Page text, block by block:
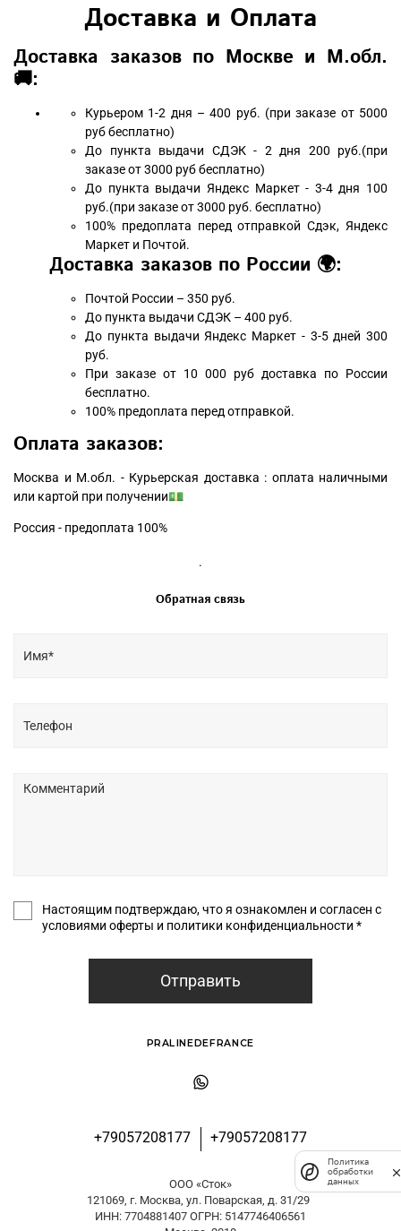
Доставка и Оплата
Доставка заказов по Москве и М.обл.
🚚:
Курьером 1-2 дня – 400 руб. (при заказе от 5000
руб бесплатно)
До пункта выдачи СДЭК - 2 дня 200 руб.(при
заказе от 3000 руб бесплатно)
До пункта выдачи Яндекс Маркет - 3-4 дня 100
руб.(при заказе от 3000 руб. бесплатно)
100% предоплата перед отправкой Сдэк, Яндекс
Маркет и Почтой.
Доставка заказов по России 🌍:
Почтой России – 350 руб.
До пункта выдачи СДЭК – 400 руб.
До пункта выдачи Яндекс Маркет - 3-5 дней 300
руб.
При заказе от 10 000 руб доставка по России
бесплатно.
100% предоплата перед отправкой.
Оплата заказов:
Москва и М.обл. - Курьерская доставка : оплата наличными
или картой при получении💵
Россия - предоплата 100%
.
Обратная связь
Настоящим подтверждаю, что я ознакомлен и согласен с
условиями оферты и политики конфиденциальности *
Отправить
+79057208177 +79057208177
PRALINEDEFRANCE
ООО «Сток»
121069, г. Москва, ул. Поварская, д. 31/29
ИНН: 7704881407 ОГРН: 5147746406561
Политика
обработки
данных